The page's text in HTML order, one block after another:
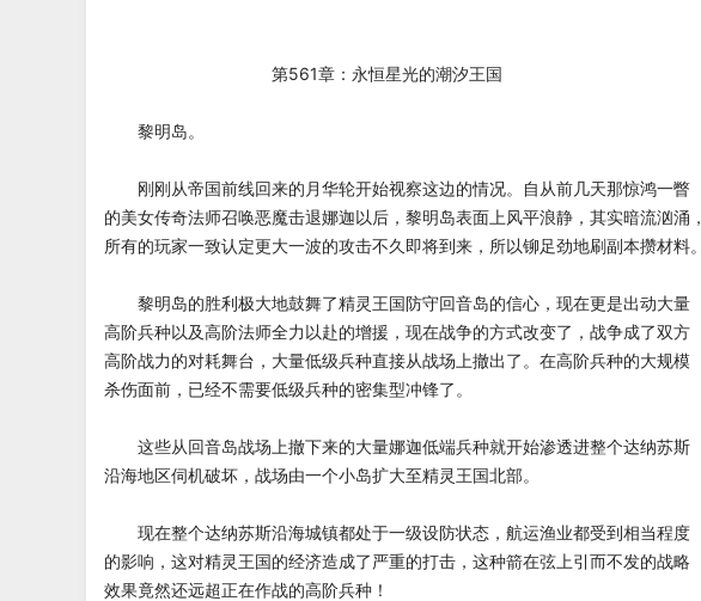
第561章：永恒星光的潮汐王国
黎明岛。
刚刚从帝国前线回来的月华轮开始视察这边的情况。自从前几天那惊鸿一瞥
的美女传奇法师召唤恶魔击退娜迦以后，黎明岛表面上风平浪静，其实暗流汹涌，
所有的玩家一致认定更大一波的攻击不久即将到来，所以铆足劲地刷副本攒材料。
黎明岛的胜利极大地鼓舞了精灵王国防守回音岛的信心，现在更是出动大量
高阶兵种以及高阶法师全力以赴的增援，现在战争的方式改变了，战争成了双方
高阶战力的对耗舞台，大量低级兵种直接从战场上撤出了。在高阶兵种的大规模
杀伤面前，已经不需要低级兵种的密集型冲锋了。
这些从回音岛战场上撤下来的大量娜迦低端兵种就开始渗透进整个达纳苏斯
沿海地区伺机破坏，战场由一个小岛扩大至精灵王国北部。
现在整个达纳苏斯沿海城镇都处于一级设防状态，航运渔业都受到相当程度
的影响，这对精灵王国的经济造成了严重的打击，这种箭在弦上引而不发的战略
效果竟然还远超正在作战的高阶兵种！